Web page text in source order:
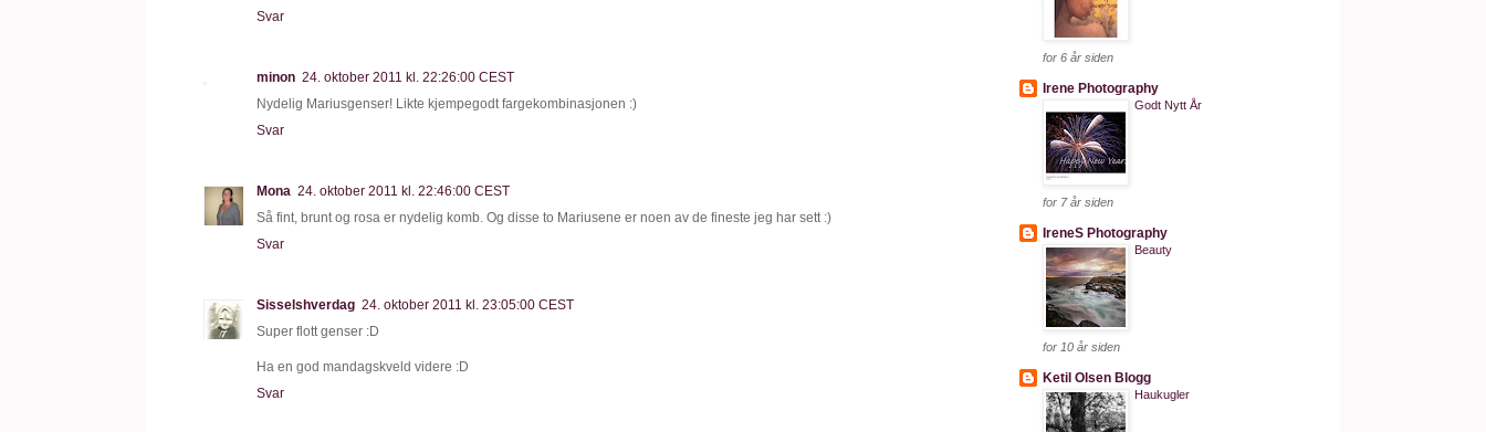
Svar
minon 24. oktober 2011 kl. 22:26:00 CEST
Nydelig Mariusgenser! Likte kjempegodt fargekombinasjonen :)
Svar
Mona 24. oktober 2011 kl. 22:46:00 CEST
Så fint, brunt og rosa er nydelig komb. Og disse to Mariusene er noen av de fineste jeg har sett :)
Svar
Sisselshverdag 24. oktober 2011 kl. 23:05:00 CEST
Super flott genser :D
Ha en god mandagskveld videre :D
Svar
for 6 år siden
Irene Photography
Godt Nytt År
for 7 år siden
IreneS Photography
Beauty
for 10 år siden
Ketil Olsen Blogg
Haukugler